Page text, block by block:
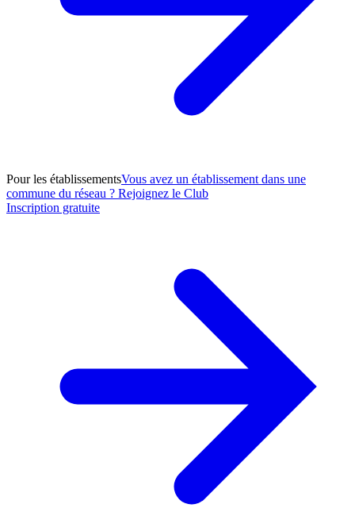
Pour les établissementsVous avez un établissement dans une
commune du réseau ? Rejoignez le Club
Inscription gratuite